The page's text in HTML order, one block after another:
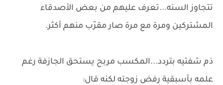
تتجاوز السنه...تعرف عليهم من بعض الأصدقاء
المشتركين ومرة مع مرة صار مقرّب منهم أكثر.
ذم شفتيه بتردد...المكسب مربح يستحق الجازفة رغم
علمه بأسبقية رفض زوجته لكنه قال: